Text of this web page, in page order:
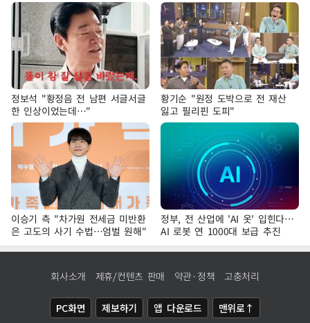
정보석 "황정음 전 남편 서글서글
한 인상이었는데…"
황기순 "원정 도박으로 전 재산
잃고 필리핀 도피"
이승기 측 "차가원 전세금 미반환
은 고도의 사기 수법…엄벌 원해"
정부, 전 산업에 'AI 옷' 입힌다…
AI 로봇 연 1000대 보급 추진
회사소개 제휴/컨텐츠 판매 약관·정책 고충처리
PC화면 제보하기 앱 다운로드 맨위로↑